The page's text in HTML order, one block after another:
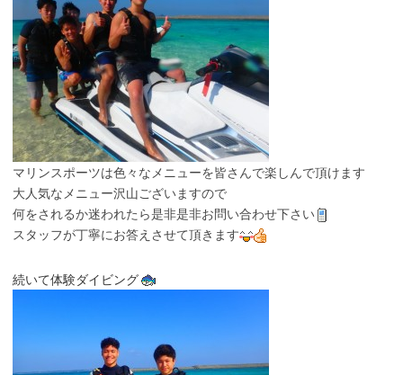
マリンスポーツは色々なメニューを皆さんで楽しんで頂けます
大人気なメニュー沢山ございますので
何をされるか迷われたら是非是非お問い合わせ下さい
スタッフが丁寧にお答えさせて頂きます
続いて体験ダイビング